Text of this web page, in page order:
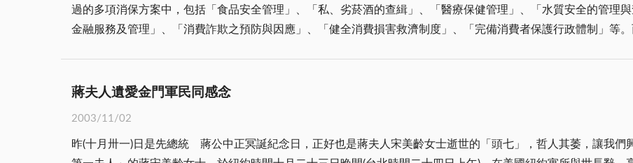
過的多項消保方案中，包括「食品安全管理」、「私、劣菸酒的查緝」、「醫療保健管理」、「水質安全的管理
金融服務及管理」、「消費詐欺之預防與因應」、「健全消費損害救濟制度」、「完備消費者保護行政體制」等
者保護工作也相對的多元而複雜，產生的消費糾紛也層出不窮。比如，不久前台省接連發生的金融卡盜刷案件，
最佳的保障。但在實質的消費行為中，消費者是否能真正的注意到自身的消費權益，也是消費者保護的關鍵之一。 在消保工作中，企業經營者，包括販售
蔣夫人遺愛金門軍民同感念
2003/11/02
昨(十月卅一)日是先總統 蔣公中正冥誕紀念日，正好也是蔣夫人宋美齡女士逝世的「頭七」，哲人其萎，讓我們興起無限的